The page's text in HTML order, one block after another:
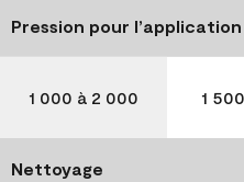
Pression pour
1 000 à 2 000 1
Nettoyage